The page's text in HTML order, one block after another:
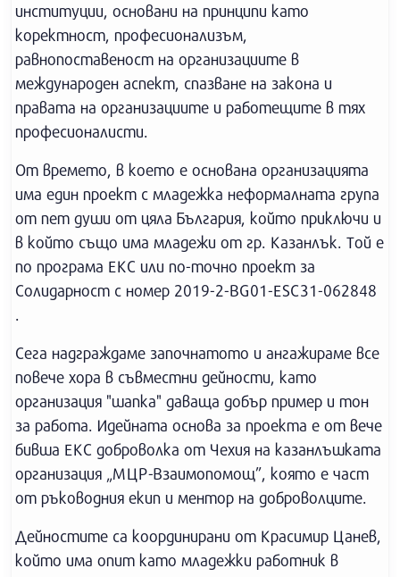
институции, основани на принципи като
коректност, професионализъм,
равнопоставеност на организациите в
международен аспект, спазване на закона и
правата на организациите и работещите в тях
професионалисти.
От времето, в което е основана организацията
има един проект с младежка неформалната група
от пет души от цяла България, който приключи и
в който също има младежи от гр. Казанлък. Той е
по програма ЕКС или по-точно проект за
Солидарност с номер 2019-2-BG01-ESC31-062848
.
Сега надграждаме започнатото и ангажираме все
повече хора в съвместни дейности, като
организация "шапка" даваща добър пример и тон
за работа. Идейната основа за проекта е от вече
бивша ЕКС доброволка от Чехия на казанлъшката
организация „МЦР-Взаимопомощ”, която е част
от ръководния екип и ментор на доброволците.
Дейностите са координирани от Красимир Цанев,
който има опит като младежки работник в